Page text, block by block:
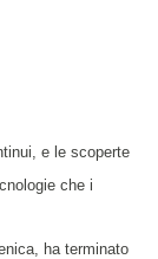
e le scoperte
che i
ha terminato